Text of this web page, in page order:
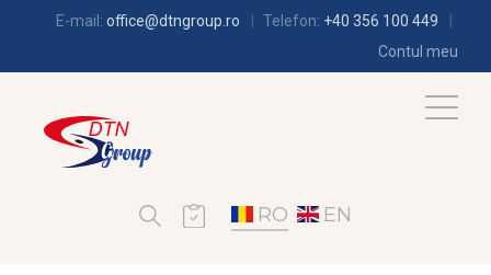
E-mail: office@dtngroup.ro Telefon: +40 356 100 449
Contul meu
RO EN